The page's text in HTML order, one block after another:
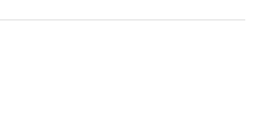
Raffinement